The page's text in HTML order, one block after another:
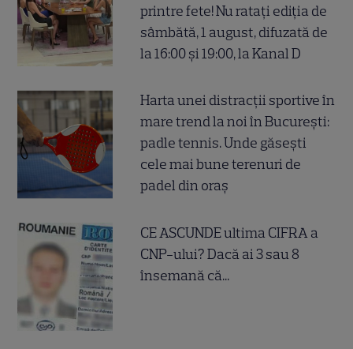
printre fete! Nu ratați ediția de
sâmbătă, 1 august, difuzată de
la 16:00 și 19:00, la Kanal D
Harta unei distracții sportive în
mare trend la noi în București:
padle tennis. Unde găsești
cele mai bune terenuri de
padel din oraș
CE ASCUNDE ultima CIFRA a
CNP-ului? Dacă ai 3 sau 8
însemană că...